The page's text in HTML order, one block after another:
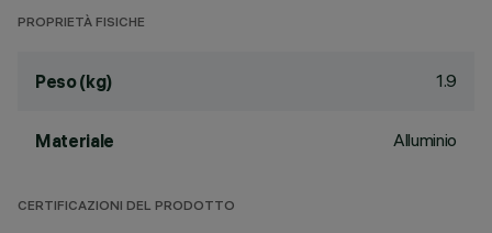
PROPRIETÀ FISICHE
Peso (kg) 1.9
Materiale Alluminio
CERTIFICAZIONI DEL PRODOTTO